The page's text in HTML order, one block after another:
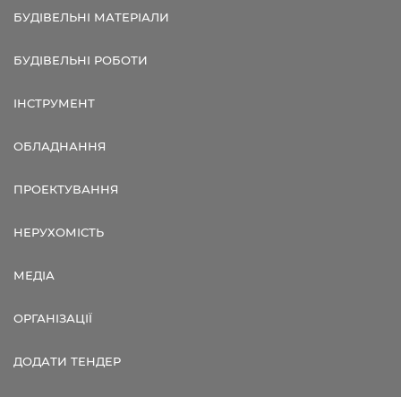
БУДІВЕЛЬНІ МАТЕРІАЛИ
БУДІВЕЛЬНІ РОБОТИ
ІНСТРУМЕНТ
ОБЛАДНАННЯ
ПРОЕКТУВАННЯ
НЕРУХОМІСТЬ
МЕДІА
ОРГАНІЗАЦІЇ
ДОДАТИ ТЕНДЕР